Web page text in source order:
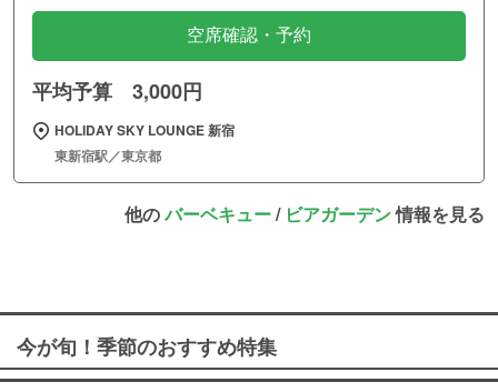
空席確認・予約
平均予算 3,000円
HOLIDAY SKY LOUNGE 新宿
東新宿駅／東京都
他のバーベキュー/ ビアガーデン情報を見る
今が旬！季節のおすすめ特集